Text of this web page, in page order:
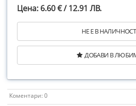
Цена: 6.60 € / 12.91 ЛВ.
НЕ Е В НАЛИЧНОСТ
ДОБАВИ В
Коментари: 0